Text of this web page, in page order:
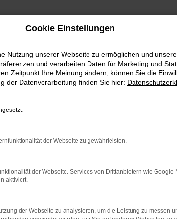
Cookie Einstellungen
Nutzung unserer Webseite zu ermöglichen und
und verarbeiten Daten für Marketing und
Zeitpunkt Ihre Meinung ändern, können Sie die
der Datenverarbeitung finden Sie hier:
der Webseite zu gewährleisten.
der Webseite. Services von Drittanbietern wie Google
aktiviert.
der Webseite zu analysieren, um die Leistung zu messen